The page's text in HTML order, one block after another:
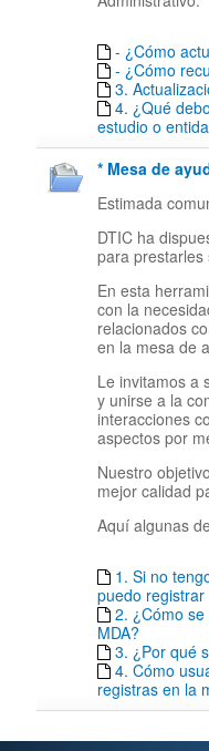
- ¿Cómo
- ¿Cómo
3.
4. ¿Qué
estudio o
* Mesa de
Estimada
DTIC ha
para prestarles
En esta
con la
relacionados
en la mesa de
Le invitamos a
y unirse a la
interacciones
aspectos por
Nuestro
mejor calidad
Aquí algunas
1. Si no
puedo
2. ¿Cómo
MDA?
3. ¿Por qué
4. Cómo
registras en la